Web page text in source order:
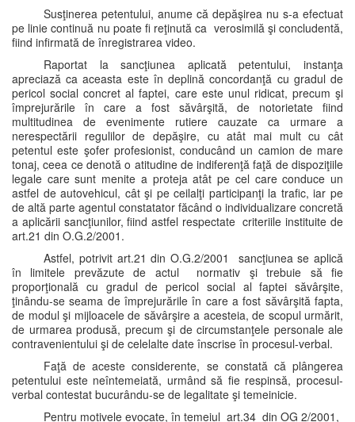
Susţinerea petentului, anume că depăşirea nu s-a efectuat
pe linie continuă nu poate fi reţinută ca verosimilă şi concludentă,
fiind infirmată de înregistrarea video.
Raportat la sancţiunea aplicată petentului, instanţa
apreciază ca aceasta este în deplină concordanţă cu gradul de
pericol social concret al faptei, care este unul ridicat, precum şi
împrejurările în care a fost săvârşită, de notorietate fiind
multitudinea de evenimente rutiere cauzate ca urmare a
nerespectării regulilor de depăşire, cu atât mai mult cu cât
petentul este şofer profesionist, conducând un camion de mare
tonaj, ceea ce denotă o atitudine de indiferenţă faţă de dispoziţiile
legale care sunt menite a proteja atât pe cel care conduce un
astfel de autovehicul, cât şi pe ceilalţi participanţi la trafic, iar pe
de altă parte agentul constatator făcând o individualizare concretă
a aplicării sancţiunilor, fiind astfel respectate criteriile instituite de
art.21 din O.G.2/2001.
Astfel, potrivit art.21 din O.G.2/2001 sancţiunea se aplică
în limitele prevăzute de actul normativ şi trebuie să fie
proporţională cu gradul de pericol social al faptei săvârşite,
ţinându-se seama de împrejurările în care a fost săvârşită fapta,
de modul şi mijloacele de săvârşire a acesteia, de scopul urmărit,
de urmarea produsă, precum şi de circumstanţele personale ale
contravenientului şi de celelalte date înscrise în procesul-verbal.
Faţă de aceste considerente, se constată că plângerea
petentului este neîntemeiată, urmând să fie respinsă, procesul-
verbal contestat bucurându-se de legalitate şi temeinicie.
Pentru motivele evocate, în temeiul art.34 din OG 2/2001,